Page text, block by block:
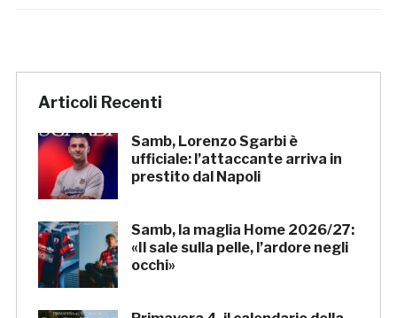
Articoli Recenti
Samb, Lorenzo Sgarbi è
ufficiale: l’attaccante arriva in
prestito dal Napoli
Samb, la maglia Home 2026/27:
«Il sale sulla pelle, l’ardore negli
occhi»